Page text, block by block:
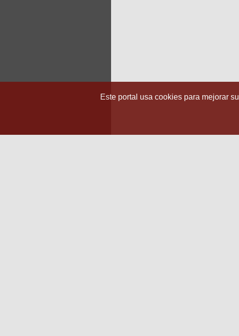
Este portal usa cookies para mejorar